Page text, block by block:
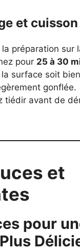
et cuisson
la préparation sur
pour 25 à 30
la surface soit
gonflée.
tiédir avant de
et
pour